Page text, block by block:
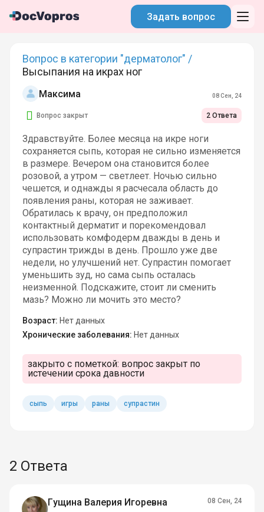
Задать вопрос
Вопрос в категории "дерматолог" /
Высыпания на икрах ног
Максима 08 Сен, 24
Вопрос закрыт 2 Ответа
Здравствуйте. Более месяца на икре ноги
сохраняется сыпь, которая не сильно изменяется
в размере. Вечером она становится более
розовой, а утром — светлеет. Ночью сильно
чешется, и однажды я расчесала область до
появления раны, которая не заживает.
Обратилась к врачу, он предположил
контактный дерматит и порекомендовал
использовать комфодерм дважды в день и
супрастин трижды в день. Прошло уже две
недели, но улучшений нет. Супрастин помогает
уменьшить зуд, но сама сыпь осталась
неизменной. Подскажите, стоит ли сменить
мазь? Можно ли мочить это место?
Возраст: Нет данных
Хронические заболевания: Нет данных
закрыто с пометкой: вопрос закрыт по
истечении срока давности
сыпь игры раны супрастин
2 Ответа
Гущина Валерия Игоревна 08 Сен, 24